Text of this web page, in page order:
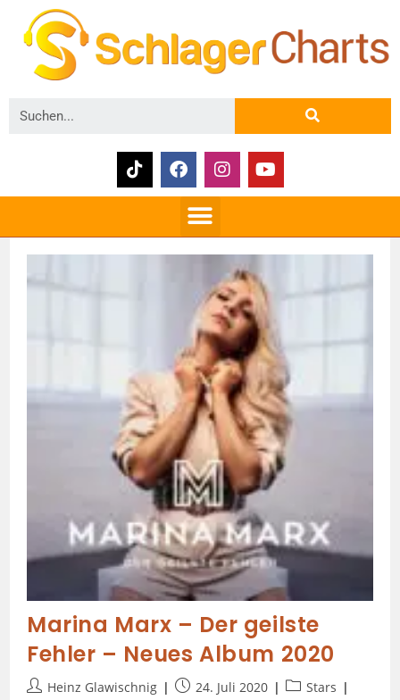
Marina Marx – Der geilste
Fehler – Neues Album 2020
Heinz Glawischnig 24. Juli 2020
Stars